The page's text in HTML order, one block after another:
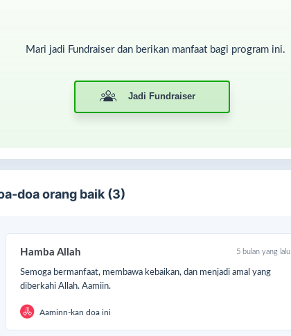
Mari jadi Fundraiser dan berikan manfaat bagi program ini.
Jadi Fundraiser
doa orang baik (3)
Hamba Allah 5 bulan yang lalu
Semoga bermanfaat, membawa kebaikan, dan menjadi amal yang
diberkahi Allah. Aamiin.
Aaminn-kan doa ini